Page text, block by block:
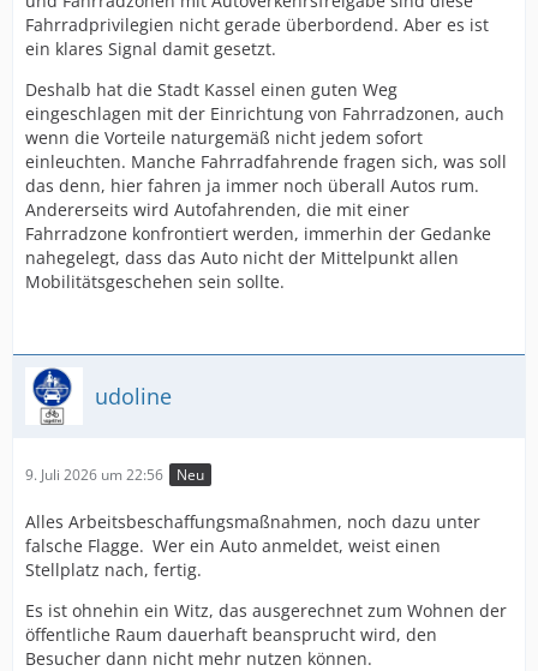
Fahrradprivilegien nicht gerade überbordend. Aber es ist
ein klares Signal damit gesetzt.
Deshalb hat die Stadt Kassel einen guten Weg
eingeschlagen mit der Einrichtung von Fahrradzonen, auch
wenn die Vorteile naturgemäß nicht jedem sofort
einleuchten. Manche Fahrradfahrende fragen sich, was soll
das denn, hier fahren ja immer noch überall Autos rum.
Andererseits wird Autofahrenden, die mit einer
Fahrradzone konfrontiert werden, immerhin der Gedanke
nahegelegt, dass das Auto nicht der Mittelpunkt allen
Mobilitätsgeschehen sein sollte.
udoline
9. Juli 2026 um 22:56 Neu
Alles Arbeitsbeschaffungsmaßnahmen, noch dazu unter
falsche Flagge. Wer ein Auto anmeldet, weist einen
Stellplatz nach, fertig.
Es ist ohnehin ein Witz, das ausgerechnet zum Wohnen der
öffentliche Raum dauerhaft beansprucht wird, den
Besucher dann nicht mehr nutzen können.